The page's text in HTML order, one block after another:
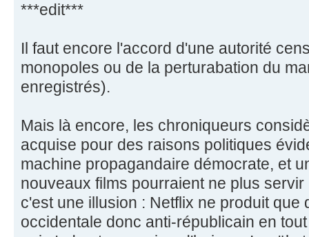
***edit***
Il faut encore l'accord d'une autorité
monopoles ou de la perturabation du
enregistrés).
Mais là encore, les chroniqueurs
acquise pour des raisons politiques
machine propagandaire démocrate, et
nouveaux films pourraient ne plus
c'est une illusion : Netflix ne produit que
occidentale donc anti-républicain en